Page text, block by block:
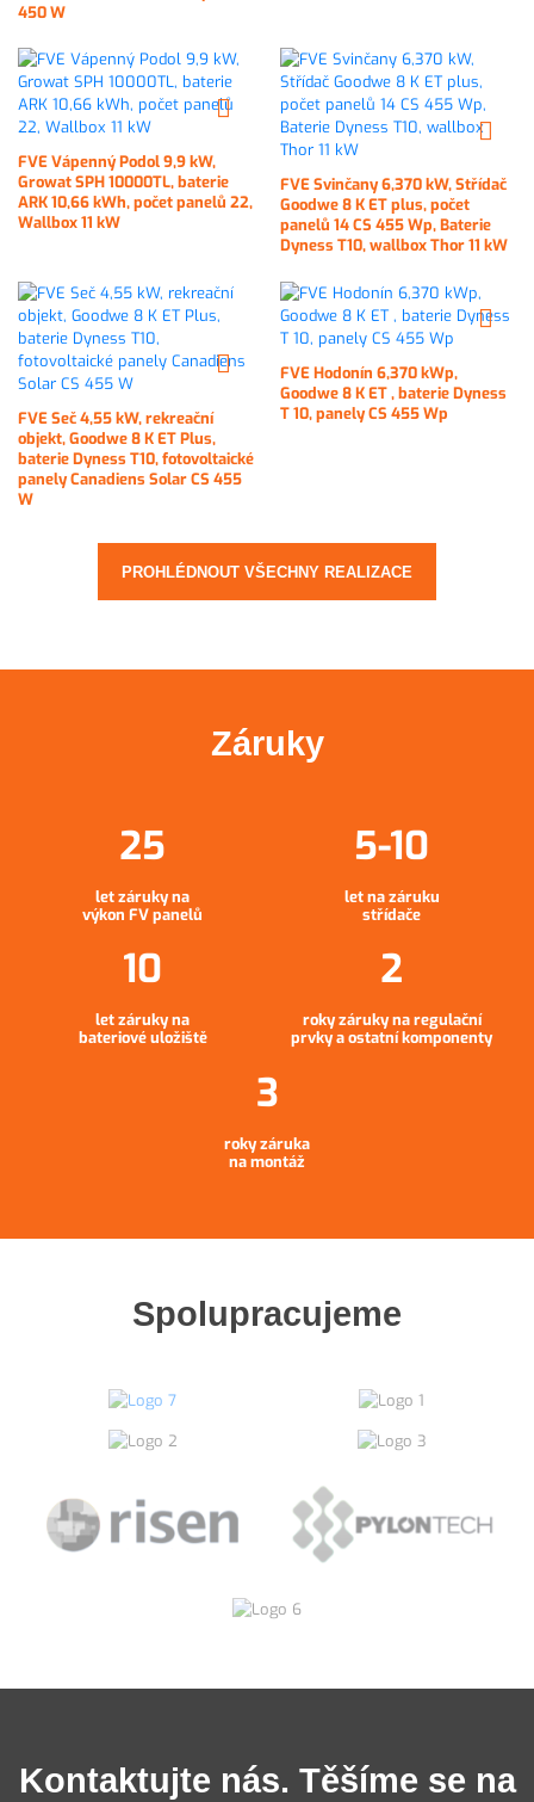
450 W
FVE Vápenný Podol 9,9 kW,
Growat SPH 10000TL, baterie
ARK 10,66 kWh, počet panelů 22,
Wallbox 11 kW
FVE Svinčany 6,370 kW, Střídač
Goodwe 8 K ET plus, počet
panelů 14 CS 455 Wp, Baterie
Dyness T10, wallbox Thor 11 kW
FVE Seč 4,55 kW, rekreační
objekt, Goodwe 8 K ET Plus,
baterie Dyness T10, fotovoltaické
panely Canadiens Solar CS 455
W
FVE Hodonín 6,370 kWp,
Goodwe 8 K ET , baterie Dyness
T 10, panely CS 455 Wp
PROHLÉDNOUT VŠECHNY REALIZACE
Záruky
let záruky na
výkon FV panelů
let na záruku
střídače
let záruky na
bateriové uložiště
roky záruky na regulační
prvky a ostatní komponenty
roky záruka
na montáž
Spolupracujeme
Kontaktujte nás. Těšíme se na